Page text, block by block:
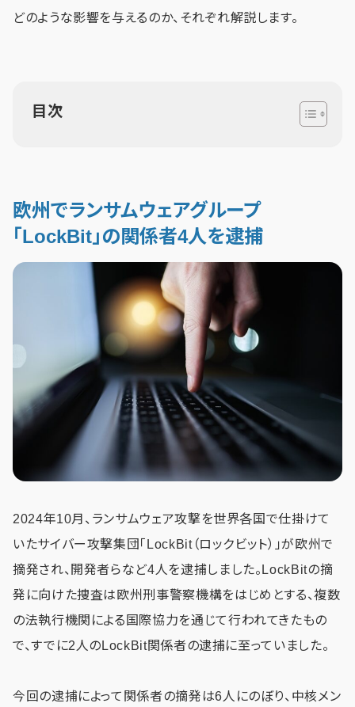
どのような影響を与えるのか、それぞれ解説します。
目次
欧州でランサムウェアグループ
「LockBit」の関係者4人を逮捕
2024年10月、ランサムウェア攻撃を世界各国で仕掛けて
いたサイバー攻撃集団「LockBit（ロックビット）」が欧州で
摘発され、開発者らなど4人を逮捕しました。LockBitの摘
発に向けた捜査は欧州刑事警察機構をはじめとする、複数
の法執行機関による国際協力を通じて行われてきたもの
で、すでに2人のLockBit関係者の逮捕に至っていました。
今回の逮捕によって関係者の摘発は6人にのぼり、中核メン